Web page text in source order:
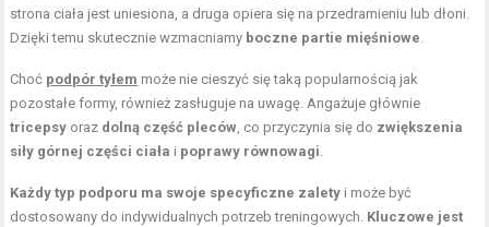
strona ciała jest uniesiona, a druga opiera się na przedramieniu lub dłoni.
Dzięki temu skutecznie wzmacniamy boczne partie mięśniowe.
Choć podpór tyłem może nie cieszyć się taką popularnością jak
pozostałe formy, również zasługuje na uwagę. Angażuje głównie
tricepsy oraz dolną część pleców, co przyczynia się do zwiększenia
siły górnej części ciała i poprawy równowagi.
Każdy typ podporu ma swoje specyficzne zalety i może być
dostosowany do indywidualnych potrzeb treningowych. Kluczowe jest